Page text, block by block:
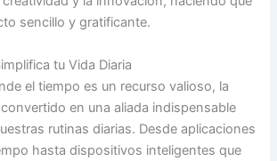
sencillo y gratificante.
tu Vida Diaria
el tiempo es un recurso valioso, la
en una aliada indispensable
rutinas diarias. Desde aplicaciones
hasta dispositivos inteligentes que